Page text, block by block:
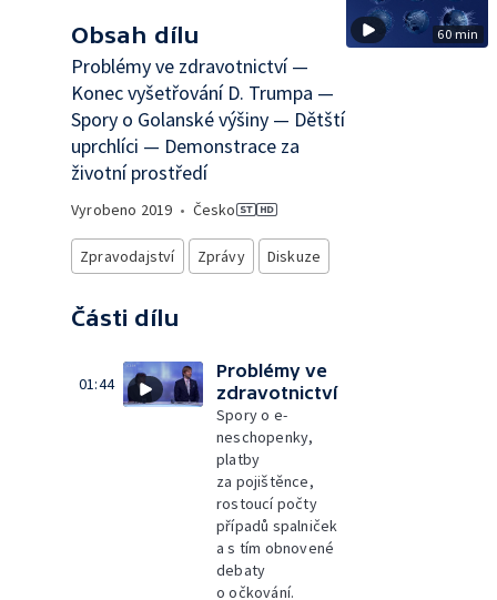
Obsah dílu
Problémy ve zdravotnictví —
Konec vyšetřování D. Trumpa —
Spory o Golanské výšiny — Dětští
uprchlíci — Demonstrace za
životní prostředí
Vyrobeno 2019 • Česko
Zpravodajství Zprávy Diskuze
Části dílu
01:44
Problémy ve
zdravotnictví
Spory o e-
neschopenky,
platby
za pojištěnce,
rostoucí počty
případů spalniček
a s tím obnovené
debaty
o očkování.
60 min